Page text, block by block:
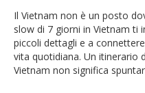
Il Vietnam non è un posto
slow di 7 giorni in Vietnam ti
piccoli dettagli e a
vita quotidiana. Un itinerario
Vietnam non significa